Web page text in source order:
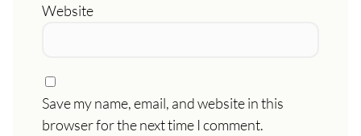
Website
Save my name, email, and website in this
browser for the next time I comment.